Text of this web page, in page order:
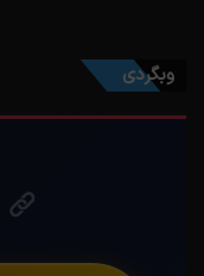
وبگردی